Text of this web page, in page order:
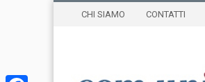
CHI SIAMO CONTATTI